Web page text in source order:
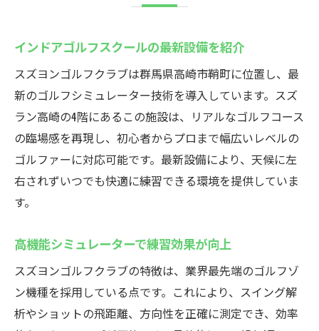
インドアゴルフスクールの最新設備を紹介
スズヨンゴルフクラブは群馬県高崎市鞘町に位置し、最
新のゴルフシミュレーター技術を導入しています。スズ
ラン高崎の4階にあるこの施設は、リアルなゴルフコース
の臨場感を再現し、初心者からプロまで幅広いレベルの
ゴルファーに対応可能です。最新設備により、天候に左
右されずいつでも快適に練習できる環境を提供していま
す。
高機能シミュレーターで練習効果が向上
スズヨンゴルフクラブの特徴は、業界最先端のゴルフゾ
ン機種を採用している点です。これにより、スイング解
析やショットの飛距離、方向性を正確に測定でき、効率